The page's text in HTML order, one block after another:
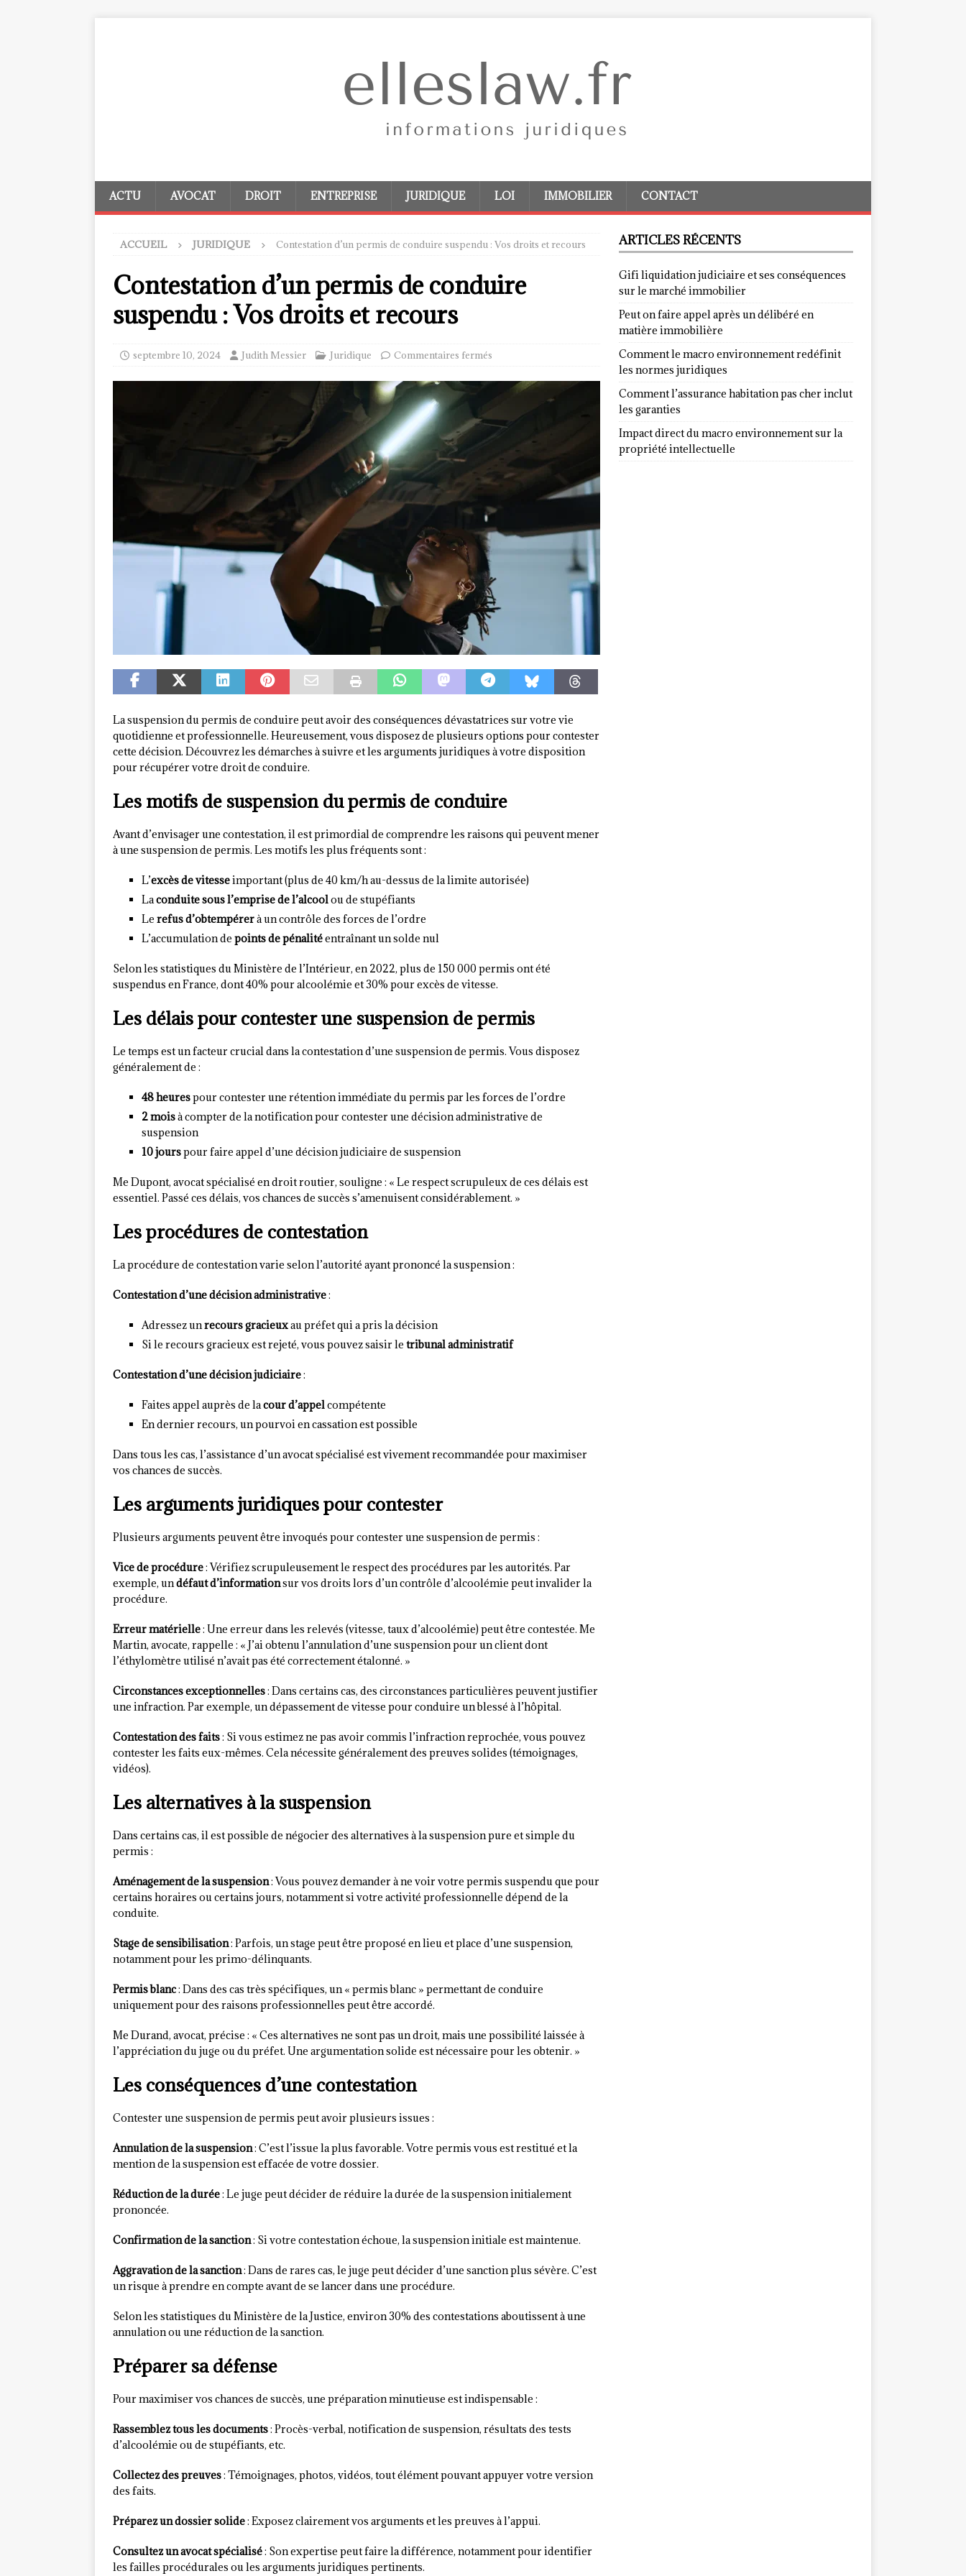
ACTU AVOCAT DROIT ENTREPRISE JURIDIQUE LOI IMMOBILIER CONTACT
ACCUEIL JURIDIQUE Contestation d’un permis de conduire suspendu : Vos droits et recours
Contestation d’un permis de conduire
suspendu : Vos droits et recours
septembre 10, 2024 Judith Messier Juridique Commentaires fermés
La suspension du permis de conduire peut avoir des conséquences dévastatrices sur votre vie
quotidienne et professionnelle. Heureusement, vous disposez de plusieurs options pour contester
cette décision. Découvrez les démarches à suivre et les arguments juridiques à votre disposition
pour récupérer votre droit de conduire.
Les motifs de suspension du permis de conduire
Avant d’envisager une contestation, il est primordial de comprendre les raisons qui peuvent mener
à une suspension de permis. Les motifs les plus fréquents sont :
L’excès de vitesseimportant (plus de 40 km/h au-dessus de la limite autorisée)
Laconduite sous l’emprise de l’alcoolou de stupéfiants
Le refus d’obtempérerà un contrôle des forces de l’ordre
L’accumulation de points de pénalitéentraînant un solde nul
Selon les statistiques du Ministère de l’Intérieur, en 2022, plus de 150 000 permis ont été
suspendus en France, dont 40% pour alcoolémie et 30% pour excès de vitesse.
Les délais pour contester une suspension de permis
Le temps est un facteur crucial dans la contestation d’une suspension de permis. Vous disposez
généralement de :
48 heurespour contester une rétention immédiate du permis par les forces de l’ordre
2 moisà compter de la notification pour contester une décision administrative de
suspension
10 jourspour faire appel d’une décision judiciaire de suspension
Me Dupont, avocat spécialisé en droit routier, souligne : « Le respect scrupuleux de ces délais est
essentiel. Passé ces délais, vos chances de succès s’amenuisent considérablement. »
Les procédures de contestation
La procédure de contestation varie selon l’autorité ayant prononcé la suspension :
Contestation d’une décision administrative:
Adressez unrecours gracieuxau préfet qui a pris la décision
Si le recours gracieux est rejeté, vous pouvez saisir le tribunal administratif
Contestation d’une décision judiciaire:
Faites appel auprès de lacour d’appelcompétente
En dernier recours, un pourvoi en cassation est possible
Dans tous les cas, l’assistance d’un avocat spécialisé est vivement recommandée pour maximiser
vos chances de succès.
Les arguments juridiques pour contester
Plusieurs arguments peuvent être invoqués pour contester une suspension de permis :
Vice de procédure: Vérifiez scrupuleusement le respect des procédures par les autorités. Par
exemple, undéfaut d’informationsur vos droits lors d’un contrôle d’alcoolémie peut invalider la
procédure.
Erreur matérielle: Une erreur dans les relevés (vitesse, taux d’alcoolémie) peut être contestée. Me
Martin, avocate, rappelle : « J’ai obtenu l’annulation d’une suspension pour un client dont
l’éthylomètre utilisé n’avait pas été correctement étalonné. »
Circonstances exceptionnelles: Dans certains cas, des circonstances particulières peuvent justifier
une infraction. Par exemple, un dépassement de vitesse pour conduire un blessé à l’hôpital.
Contestation des faits: Si vous estimez ne pas avoir commis l’infraction reprochée, vous pouvez
contester les faits eux-mêmes. Cela nécessite généralement des preuves solides (témoignages,
vidéos).
Les alternatives à la suspension
Dans certains cas, il est possible de négocier des alternatives à la suspension pure et simple du
permis :
Aménagement de la suspension: Vous pouvez demander à ne voir votre permis suspendu que pour
certains horaires ou certains jours, notamment si votre activité professionnelle dépend de la
conduite.
Stage de sensibilisation: Parfois, un stage peut être proposé en lieu et place d’une suspension,
notamment pour les primo-délinquants.
Permis blanc: Dans des cas très spécifiques, un « permis blanc » permettant de conduire
uniquement pour des raisons professionnelles peut être accordé.
Me Durand, avocat, précise : « Ces alternatives ne sont pas un droit, mais une possibilité laissée à
l’appréciation du juge ou du préfet. Une argumentation solide est nécessaire pour les obtenir. »
Les conséquences d’une contestation
Contester une suspension de permis peut avoir plusieurs issues :
Annulation de la suspension: C’est l’issue la plus favorable. Votre permis vous est restitué et la
mention de la suspension est effacée de votre dossier.
Réduction de la durée: Le juge peut décider de réduire la durée de la suspension initialement
prononcée.
Confirmation de la sanction: Si votre contestation échoue, la suspension initiale est maintenue.
Aggravation de la sanction: Dans de rares cas, le juge peut décider d’une sanction plus sévère. C’est
un risque à prendre en compte avant de se lancer dans une procédure.
Selon les statistiques du Ministère de la Justice, environ 30% des contestations aboutissent à une
annulation ou une réduction de la sanction.
Préparer sa défense
Pour maximiser vos chances de succès, une préparation minutieuse est indispensable :
Rassemblez tous les documents: Procès-verbal, notification de suspension, résultats des tests
d’alcoolémie ou de stupéfiants, etc.
Collectez des preuves: Témoignages, photos, vidéos, tout élément pouvant appuyer votre version
des faits.
Préparez un dossier solide: Exposez clairement vos arguments et les preuves à l’appui.
Consultez un avocat spécialisé: Son expertise peut faire la différence, notamment pour identifier
les failles procédurales ou les arguments juridiques pertinents.
ARTICLES RÉCENTS
Gifi liquidation judiciaire et ses conséquences
sur le marché immobilier
Peut on faire appel après un délibéré en
matière immobilière
Comment le macro environnement redéfinit
les normes juridiques
Comment l’assurance habitation pas cher inclut
les garanties
Impact direct du macro environnement sur la
propriété intellectuelle